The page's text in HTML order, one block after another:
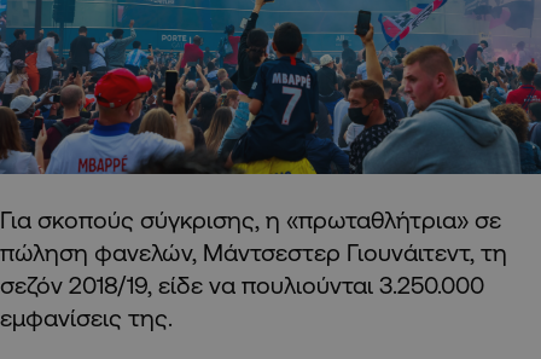
Για σκοπούς σύγκρισης, η «πρωταθλήτρια» σε
πώληση φανελών, Μάντσεστερ Γιουνάιτεντ, τη
σεζόν 2018/19, είδε να πουλιούνται 3.250.000
εμφανίσεις της.